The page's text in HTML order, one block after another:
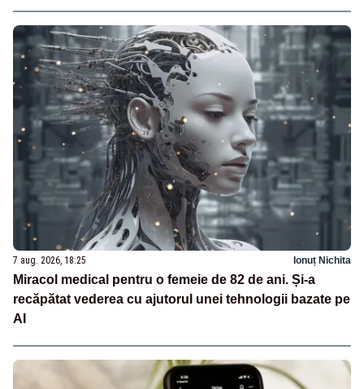
7 aug. 2026, 18:25 Ionuț Nichita
Miracol medical pentru o femeie de 82 de ani. Și-a
recăpătat vederea cu ajutorul unei tehnologii bazate pe
AI